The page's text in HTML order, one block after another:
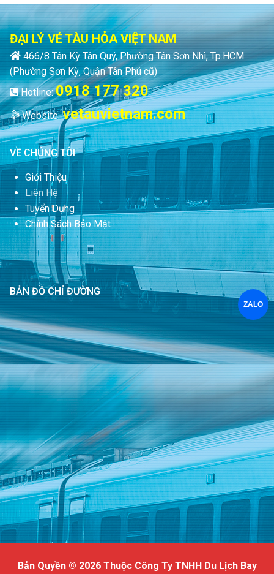
ĐẠI LÝ VÉ TÀU HỎA VIỆT NAM
466/8 Tân Kỳ Tân Quý, Phường Tân Sơn Nhì, Tp.HCM
(Phường Sơn Kỳ, Quận Tân Phú cũ)
Hotline:0918 177 320
Website:vetauvietnam.com
VỀ CHÚNG TÔI
Giới Thiệu
Liên Hệ
Tuyển Dụng
Chính Sách Bảo Mật
BẢN ĐỒ CHỈ ĐƯỜNG
ZALO
Bản Quyền © 2026 Thuộc Công Ty TNHH Du Lịch Bay